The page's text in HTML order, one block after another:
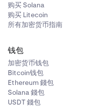
购买 Solana
购买 Litecoin
所有加密货币指南
钱包
加密货币钱包
Bitcoin钱包
Ethereum 錢包
Solana 錢包
USDT 錢包